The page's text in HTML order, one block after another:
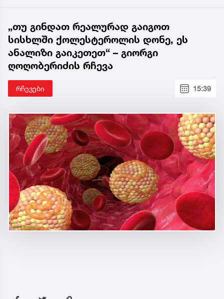
„თუ გინდათ რეალურად გაიგოთ
სისხლში ქოლესტეროლის დონე, ეს
ანალიზი გაიკეთეთ“ – გიორგი
ღოღობერიძის რჩევა
რჩევები 15:39